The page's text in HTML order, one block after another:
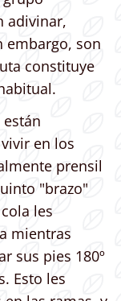
adivinar,
embargo, son
constituye
en los
prensil
"brazo"
les
mientras
sus pies 180º
Esto les